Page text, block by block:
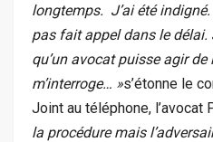
longtemps. J’ai été indigné.
pas fait appel dans le délai.
qu’un avocat puisse agir de
m’interroge… »s’étonne le
Joint au téléphone, l’avocat
la procédure mais